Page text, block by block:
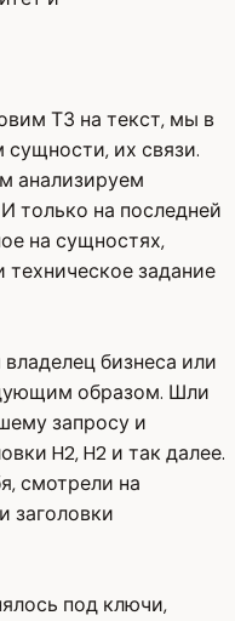
ТЗ на текст, мы в
их связи.
анализируем
только на последней
на сущностях,
задание
бизнеса или
образом. Шли
запросу и
H2, H2 и так далее.
смотрели на
заголовки
под ключи,